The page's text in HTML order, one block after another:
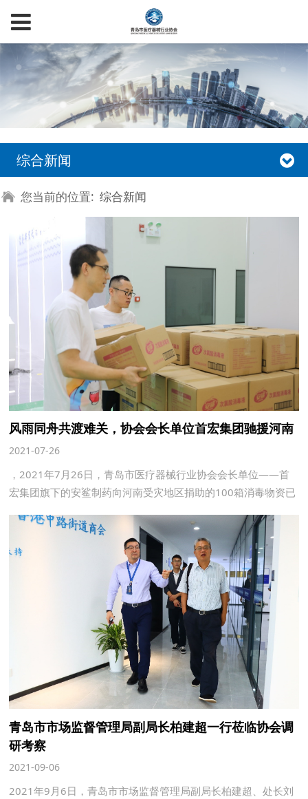
综合新闻
您当前的位置: 综合新闻
风雨同舟共渡难关，协会会长单位首宏集团驰援河南
2021-07-26
，2021年7月26日，青岛市医疗器械行业协会会长单位——首
宏集团旗下的安鲨制药向河南受灾地区捐助的100箱消毒物资已
青岛市市场监督管理局副局长柏建超一行莅临协会调
研考察
2021-09-06
2021年9月6日，青岛市市场监督管理局副局长柏建超、处长刘